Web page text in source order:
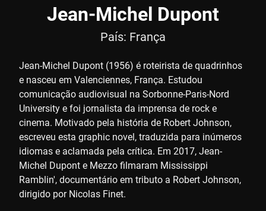
Jean-Michel Dupont
País: França
Jean-Michel Dupont (1956) é roteirista de quadrinhos
e nasceu em Valenciennes, França. Estudou
comunicação audiovisual na Sorbonne-Paris-Nord
University e foi jornalista da imprensa de rock e
cinema. Motivado pela história de Robert Johnson,
escreveu esta graphic novel, traduzida para inúmeros
idiomas e aclamada pela crítica. Em 2017, Jean-
Michel Dupont e Mezzo filmaram Mississippi
Ramblin', documentário em tributo a Robert Johnson,
dirigido por Nicolas Finet.